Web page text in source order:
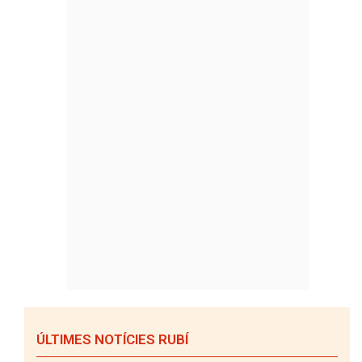
ÚLTIMES NOTÍCIES RUBÍ